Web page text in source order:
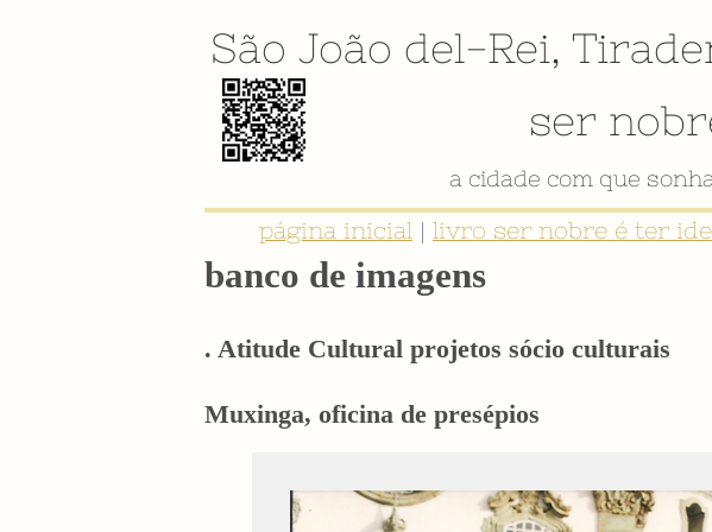
São João del-Rei,
ser
a cidade com que
página inicial | livro ser nobre é ter
banco de imagens
. Atitude Cultural projetos sócio culturais
Muxinga, oficina de presépios